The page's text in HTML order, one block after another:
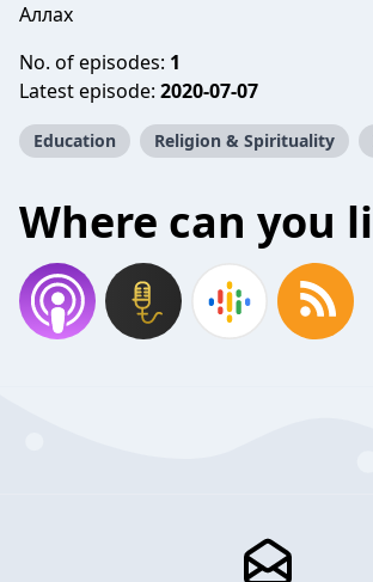
Аллах
No. of episodes: 1
Latest episode: 2020-07-07
Education Religion & Spirituality
Where can you